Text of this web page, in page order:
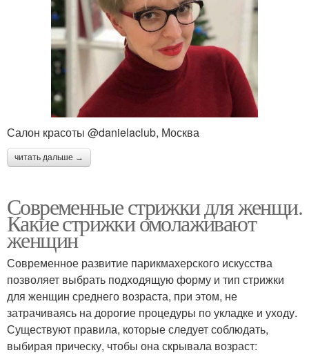
Салон красоты @danielaclub, Москва
читать дальше →
Современные стрижки для женщи.
Какие стрижки омолаживают
женщин
Современное развитие парикмахерского искусства
позволяет выбрать подходящую форму и тип стрижки
для женщин среднего возраста, при этом, не
затрачиваясь на дорогие процедуры по укладке и уходу.
Существуют правила, которые следует соблюдать,
выбирая прическу, чтобы она скрывала возраст: